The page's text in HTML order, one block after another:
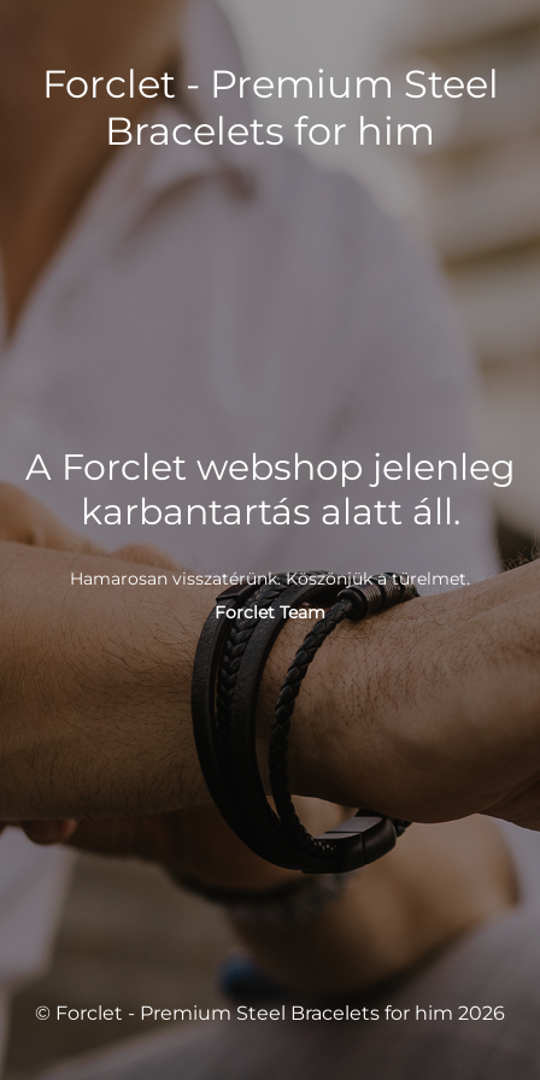
Forclet - Premium Steel
Bracelets for him
A Forclet webshop jelenleg
karbantartás alatt áll.
Hamarosan visszatérünk. Köszönjük a türelmet.
Forclet Team
© Forclet - Premium Steel Bracelets for him 2026